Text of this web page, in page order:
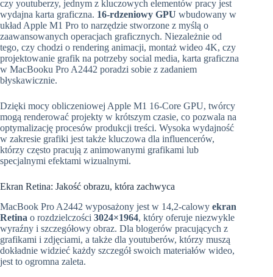
czy youtuberzy, jednym z kluczowych elementów pracy jest
wydajna karta graficzna. 16-rdzeniowy GPU wbudowany w
układ Apple M1 Pro to narzędzie stworzone z myślą o
zaawansowanych operacjach graficznych. Niezależnie od
tego, czy chodzi o rendering animacji, montaż wideo 4K, czy
projektowanie grafik na potrzeby social media, karta graficzna
w MacBooku Pro A2442 poradzi sobie z zadaniem
błyskawicznie.
Dzięki mocy obliczeniowej Apple M1 16-Core GPU, twórcy
mogą renderować projekty w krótszym czasie, co pozwala na
optymalizację procesów produkcji treści. Wysoka wydajność
w zakresie grafiki jest także kluczowa dla influencerów,
którzy często pracują z animowanymi grafikami lub
specjalnymi efektami wizualnymi.
Ekran Retina: Jakość obrazu, która zachwyca
MacBook Pro A2442 wyposażony jest w 14,2-calowy ekran
Retina o rozdzielczości 3024×1964, który oferuje niezwykle
wyraźny i szczegółowy obraz. Dla blogerów pracujących z
grafikami i zdjęciami, a także dla youtuberów, którzy muszą
dokładnie widzieć każdy szczegół swoich materiałów wideo,
jest to ogromna zaleta.